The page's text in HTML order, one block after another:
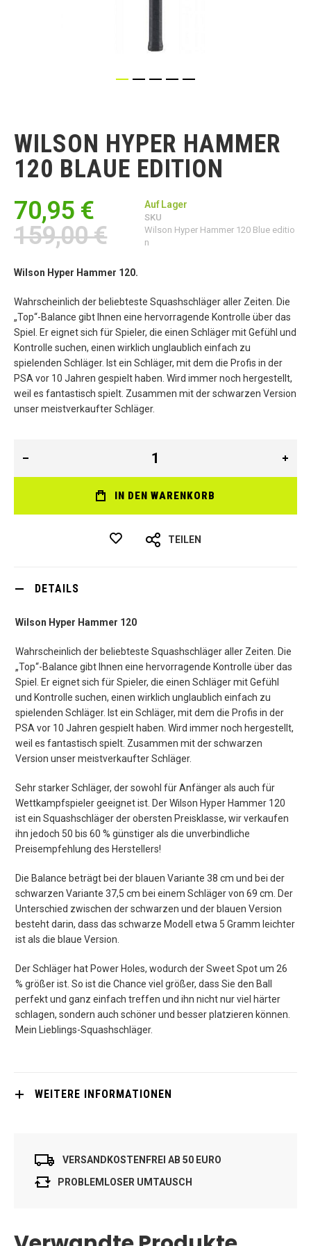
Bildgalerie
springen
WILSON HYPER HAMMER
120 BLAUE EDITION
70,95 €
159,00 €
Auf Lager
SKU
Wilson Hyper Hammer 120 Blue editio
n
Wilson Hyper Hammer 120.
Wahrscheinlich der beliebteste Squashschläger aller Zeiten. Die
„Top“-Balance gibt Ihnen eine hervorragende Kontrolle über das
Spiel. Er eignet sich für Spieler, die einen Schläger mit Gefühl und
Kontrolle suchen, einen wirklich unglaublich einfach zu
spielenden Schläger. Ist ein Schläger, mit dem die Profis in der
PSA vor 10 Jahren gespielt haben. Wird immer noch hergestellt,
weil es fantastisch spielt. Zusammen mit der schwarzen Version
unser meistverkaufter Schläger.
IN DEN WARENKORB
TEILEN
DETAILS
Wilson Hyper Hammer 120
Wahrscheinlich der beliebteste Squashschläger aller Zeiten. Die
„Top“-Balance gibt Ihnen eine hervorragende Kontrolle über das
Spiel. Er eignet sich für Spieler, die einen Schläger mit Gefühl
und Kontrolle suchen, einen wirklich unglaublich einfach zu
spielenden Schläger. Ist ein Schläger, mit dem die Profis in der
PSA vor 10 Jahren gespielt haben. Wird immer noch hergestellt,
weil es fantastisch spielt. Zusammen mit der schwarzen
Version unser meistverkaufter Schläger.
Sehr starker Schläger, der sowohl für Anfänger als auch für
Wettkampfspieler geeignet ist. Der Wilson Hyper Hammer 120
ist ein Squashschläger der obersten Preisklasse, wir verkaufen
ihn jedoch 50 bis 60 % günstiger als die unverbindliche
Preisempfehlung des Herstellers!
Die Balance beträgt bei der blauen Variante 38 cm und bei der
schwarzen Variante 37,5 cm bei einem Schläger von 69 cm. Der
Unterschied zwischen der schwarzen und der blauen Version
besteht darin, dass das schwarze Modell etwa 5 Gramm leichter
ist als die blaue Version.
Der Schläger hat Power Holes, wodurch der Sweet Spot um 26
% größer ist. So ist die Chance viel größer, dass Sie den Ball
perfekt und ganz einfach treffen und ihn nicht nur viel härter
schlagen, sondern auch schöner und besser platzieren können.
Mein Lieblings-Squashschläger.
WEITERE INFORMATIONEN
VERSANDKOSTENFREI AB 50 EURO
PROBLEMLOSER UMTAUSCH